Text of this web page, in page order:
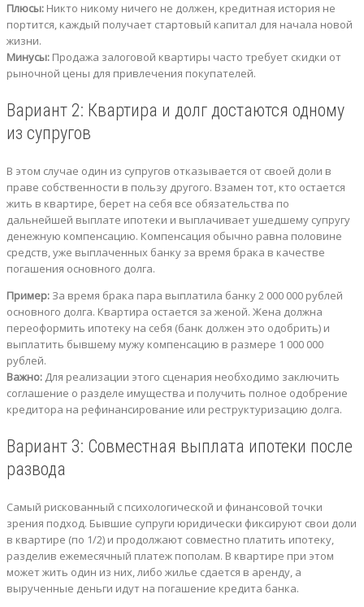
Плюсы: Никто никому ничего не должен, кредитная история не
портится, каждый получает стартовый капитал для начала новой
жизни.
Минусы: Продажа залоговой квартиры часто требует скидки от
рыночной цены для привлечения покупателей.
Вариант 2: Квартира и долг достаются одному
из супругов
В этом случае один из супругов отказывается от своей доли в
праве собственности в пользу другого. Взамен тот, кто остается
жить в квартире, берет на себя все обязательства по
дальнейшей выплате ипотеки и выплачивает ушедшему супругу
денежную компенсацию. Компенсация обычно равна половине
средств, уже выплаченных банку за время брака в качестве
погашения основного долга.
Пример: За время брака пара выплатила банку 2 000 000 рублей
основного долга. Квартира остается за женой. Жена должна
переоформить ипотеку на себя (банк должен это одобрить) и
выплатить бывшему мужу компенсацию в размере 1 000 000
рублей.
Важно: Для реализации этого сценария необходимо заключить
соглашение о разделе имущества и получить полное одобрение
кредитора на рефинансирование или реструктуризацию долга.
Вариант 3: Совместная выплата ипотеки после
развода
Самый рискованный с психологической и финансовой точки
зрения подход. Бывшие супруги юридически фиксируют свои доли
в квартире (по 1/2) и продолжают совместно платить ипотеку,
разделив ежемесячный платеж пополам. В квартире при этом
может жить один из них, либо жилье сдается в аренду, а
вырученные деньги идут на погашение кредита банка.